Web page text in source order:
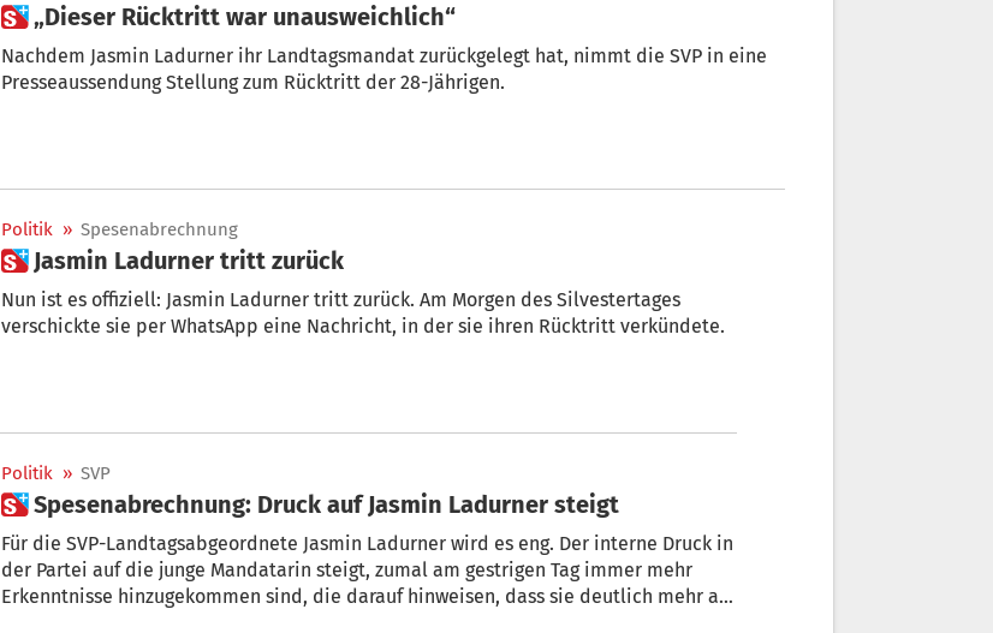
 „Dieser Rücktritt war unausweichlich“
Nachdem Jasmin Ladurner ihr Landtagsmandat zurückgelegt hat, nimmt die SVP in eine
Presseaussendung Stellung zum Rücktritt der 28-Jährigen.
Politik » Spesenabrechnung
 Jasmin Ladurner tritt zurück
Nun ist es offiziell: Jasmin Ladurner tritt zurück. Am Morgen des Silvestertages
verschickte sie per WhatsApp eine Nachricht, in der sie ihren Rücktritt verkündete.
Politik » SVP
 Spesenabrechnung: Druck auf Jasmin Ladurner steigt
Für die SVP-Landtagsabgeordnete Jasmin Ladurner wird es eng. Der interne Druck in
der Partei auf die junge Mandatarin steigt, zumal am gestrigen Tag immer mehr
Erkenntnisse hinzugekommen sind, die darauf hinweisen, dass sie deutlich mehr als